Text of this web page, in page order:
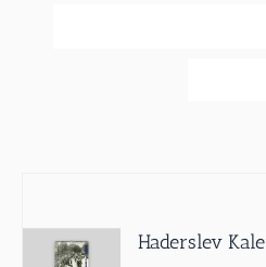
Haderslev